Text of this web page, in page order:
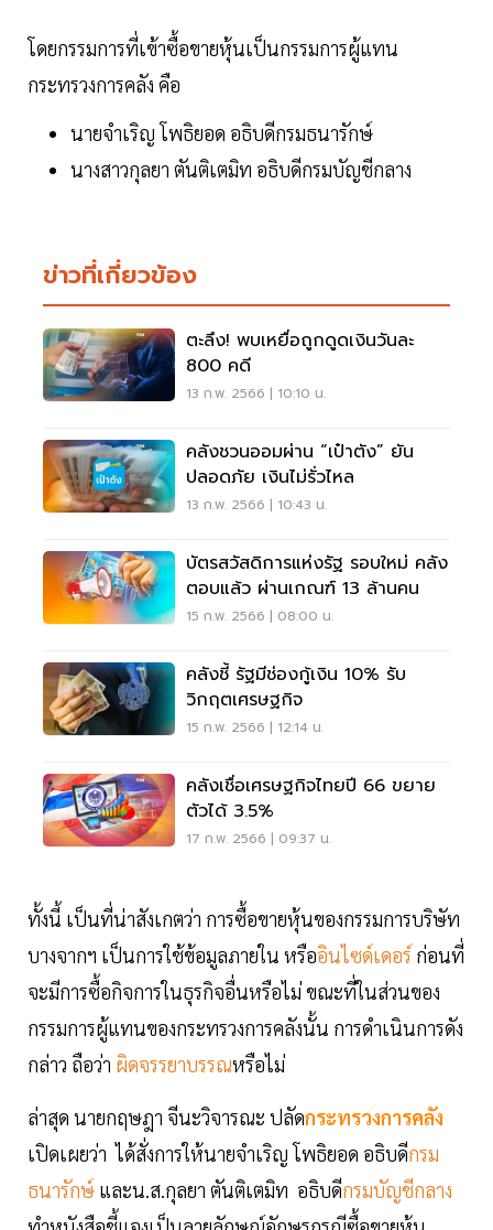
โดยกรรมการที่เข้าซื้อขายหุ้นเป็นกรรมการผู้แทน
กระทรวงการคลัง คือ
นายจำเริญ โพธิยอด อธิบดีกรมธนารักษ์
นางสาวกุลยา ตันติเตมิท อธิบดีกรมบัญชีกลาง
ข่าวที่เกี่ยวข้อง
ตะลึง! พบเหยื่อถูกดูดเงินวันละ
800 คดี
13 ก.พ. 2566 | 10:10 น.
คลังชวนออมผ่าน “เป๋าตัง” ยัน
ปลอดภัย เงินไม่รั่วไหล
13 ก.พ. 2566 | 10:43 น.
บัตรสวัสดิการแห่งรัฐ รอบใหม่ คลัง
ตอบแล้ว ผ่านเกณฑ์ 13 ล้านคน
15 ก.พ. 2566 | 08:00 น.
คลังชี้ รัฐมีช่องกู้เงิน 10% รับ
วิกฤตเศรษฐกิจ
15 ก.พ. 2566 | 12:14 น.
คลังเชื่อเศรษฐกิจไทยปี 66 ขยาย
ตัวได้ 3.5%
17 ก.พ. 2566 | 09:37 น.
ทั้งนี้ เป็นที่น่าสังเกตว่า การซื้อขายหุ้นของกรรมการบริษัท
บางจากฯ เป็นการใช้ข้อมูลภายใน หรืออินไซด์เดอร์ ก่อนที่
จะมีการซื้อกิจการในธุรกิจอื่นหรือไม่ ขณะที่ในส่วนของ
กรรมการผู้แทนของกระทรวงการคลังนั้น การดำเนินการดัง
กล่าว ถือว่า ผิดจรรยาบรรณหรือไม่
ล่าสุด นายกฤษฎา จีนะวิจารณะ ปลัดกระทรวงการคลัง
เปิดเผยว่า ได้สั่งการให้นายจำเริญ โพธิยอด อธิบดีกรม
ธนารักษ์ ​ และน.ส.กุลยา ตันติเตมิท อธิบดีกรมบัญชีกลาง